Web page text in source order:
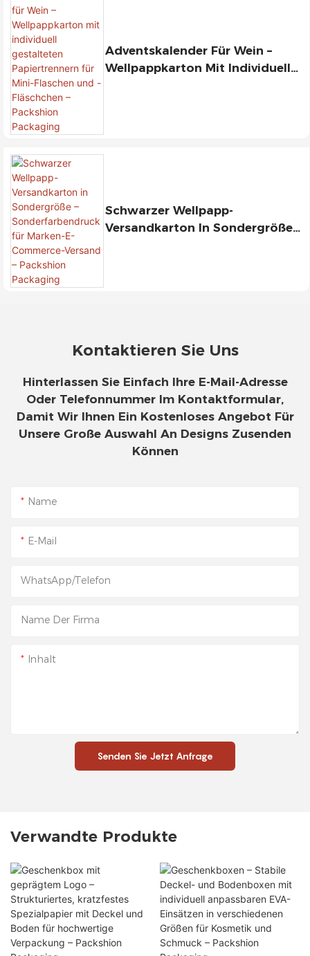
Adventskalender Für Wein –
Wellpappkarton Mit Individuell
Schwarzer Wellpapp-
Versandkarton In Sondergröße –
Kontaktieren Sie Uns
Hinterlassen Sie Einfach Ihre E-Mail-Adresse
Oder Telefonnummer Im Kontaktformular,
Damit Wir Ihnen Ein Kostenloses Angebot Für
Unsere Große Auswahl An Designs Zusenden
Können
Name
E-Mail
WhatsApp/Telefon
Name Der Firma
Inhalt
Senden Sie Jetzt Anfrage
Verwandte Produkte